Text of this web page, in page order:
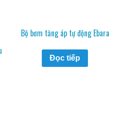
Bộ bơm tăng áp tự động Ebara
Đọc tiếp